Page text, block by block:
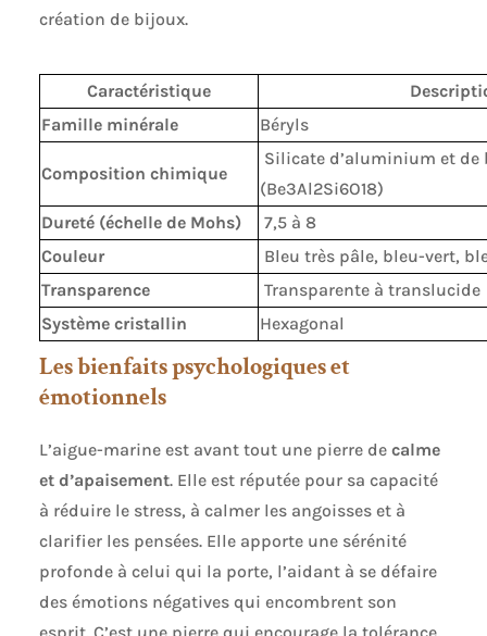
création de bijoux.
Caractéristique
Famille minérale
Béryls
Composition chimique
Silicate d’aluminium et
(Be3Al2Si6O18)
Dureté (échelle de Mohs)
7,5 à 8
Couleur
Bleu très pâle, bleu-vert,
Transparence
Transparente à translucide
Système cristallin
Hexagonal
Les bienfaits psychologiques et
émotionnels
L’aigue-marine est avant tout une pierre de calme
et d’apaisement. Elle est réputée pour sa capacité
à réduire le stress, à calmer les angoisses et à
clarifier les pensées. Elle apporte une sérénité
profonde à celui qui la porte, l’aidant à se défaire
des émotions négatives qui encombrent son